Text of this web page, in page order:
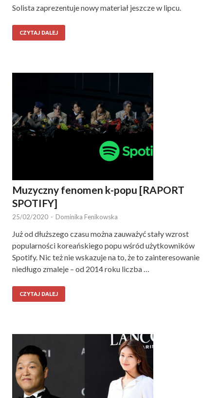
Solista zaprezentuje nowy materiał jeszcze w lipcu.
CZYTAJ DALEJ
Muzyczny fenomen k-popu [RAPORT
SPOTIFY]
25/02/2020 - Dominika Fenikowska
Już od dłuższego czasu można zauważyć stały wzrost
popularności koreańskiego popu wśród użytkowników
Spotify. Nic też nie wskazuje na to, że to zainteresowanie
niedługo zmaleje – od 2014 roku liczba …
CZYTAJ DALEJ